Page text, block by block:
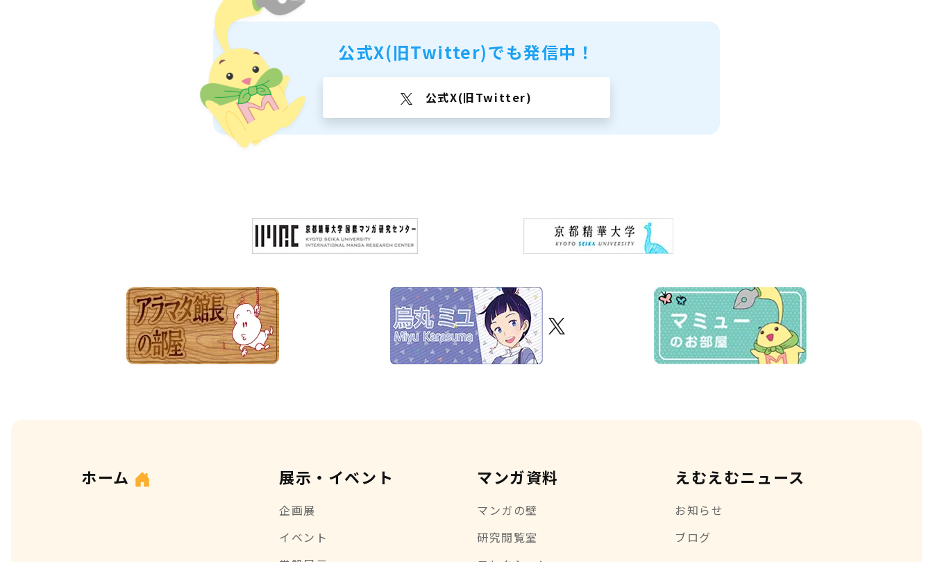
公式X(旧Twitter)でも発信中！
公式X(旧Twitter)
ホーム 展示・イベント
企画展
イベント
マンガ資料
マンガの壁
研究閲覧室
えむえむニュース
お知らせ
ブログ